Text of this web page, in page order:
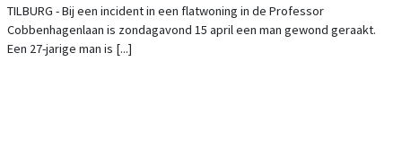
TILBURG - Bij een incident in een flatwoning in de Professor
Cobbenhagenlaan is zondagavond 15 april een man gewond geraakt.
Een 27-jarige man is [...]